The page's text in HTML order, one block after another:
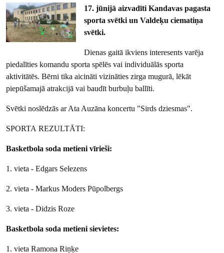
17. jūnijā aizvadīti Kandavas pagasta
sporta svētki un Valdeķu ciematiņa
svētki.
Dienas gaitā ikviens interesents varēja
piedalīties komandu sporta spēlēs vai individuālās sporta
aktivitātēs. Bērni tika aicināti vizināties zirga mugurā, lēkāt
piepūšamajā atrakcijā vai baudīt burbuļu ballīti.
Svētki noslēdzās ar Ata Auzāna koncertu "Sirds dziesmas".
SPORTA REZULTĀTI:
Basketbola soda metieni vīrieši:
1. vieta - Edgars Selezens
2. vieta - Markus Moders Pūpolbergs
3. vieta - Didzis Roze
Basketbola soda metieni sievietes:
1. vieta Ramona Riņķe